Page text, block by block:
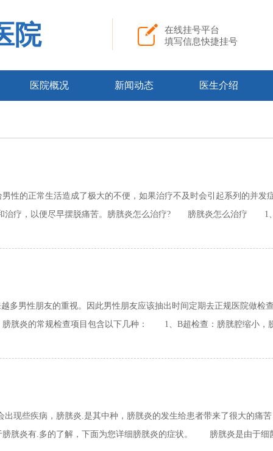
院
在线挂号平台
填写信息快捷挂号
医院概况 新闻动态 医生介绍
的正常生活造成了极大的不便，如果治疗不及时会引起系列的并发
和治疗，以便尽早摆脱痛苦。膀胱炎怎么治疗? 膀胱炎怎么治疗 1
男性朋友的重视。因此男性朋友应该抽出时间定期去正规医院做检
胱炎的常规检查项目包含以下几种： 1、B超检查：膀胱腔缩小，
些疾病，膀胱炎.是其中种，膀胱炎的发生给患者带来了很大的痛苦
膀胱炎有.多的了解，下面为您详细膀胱炎的症状。 膀胱炎是由于细